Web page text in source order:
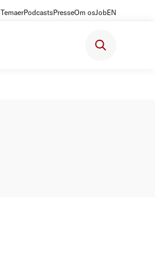
TemaerPodcastsPresseOm osJobEN